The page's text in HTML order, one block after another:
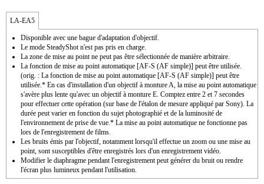
LA-EA5
Disponible avec une bague d'adaptation d'objectif.
Le mode SteadyShot n'est pas pris en charge.
La zone de mise au point ne peut pas être sélectionnée de manière arbitraire.
La fonction de mise au point automatique [AF-S (AF simple)] peut être utilisée.
(orig. : La fonction de mise au point automatique [AF-S (AF simple)] peut être
utilisée.* En cas d'installation d'un objectif à monture A, la mise au point automatique
s'avère plus lente qu'avec un objectif à monture E. Comptez entre 2 et 7 secondes
pour effectuer cette opération (sur base de l'étalon de mesure appliqué par Sony). La
durée peut varier en fonction du sujet photographié et de la luminosité de
l'environnement de prise de vue.* La mise au point automatique ne fonctionne pas
lors de l'enregistrement de films.
Les bruits émis par l'objectif, notamment lorsqu'il effectue un zoom ou une mise au
point, sont susceptibles d'être enregistrés lors d'un enregistrement vidéo.
Modifier le diaphragme pendant l'enregistrement peut générer du bruit ou rendre
l'écran plus lumineux pendant l'utilisation.